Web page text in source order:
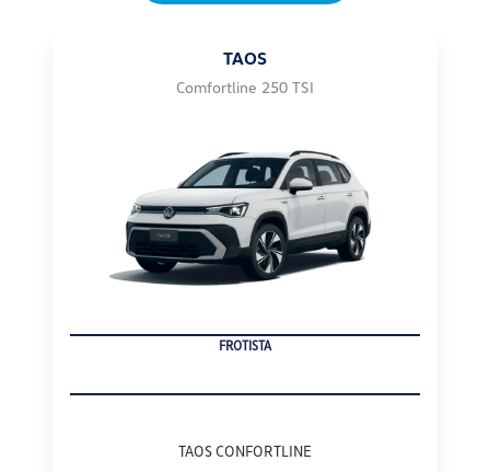
TAOS
Comfortline 250 TSI
PRODUTOR RURAL
TAOS CONFORTLINE